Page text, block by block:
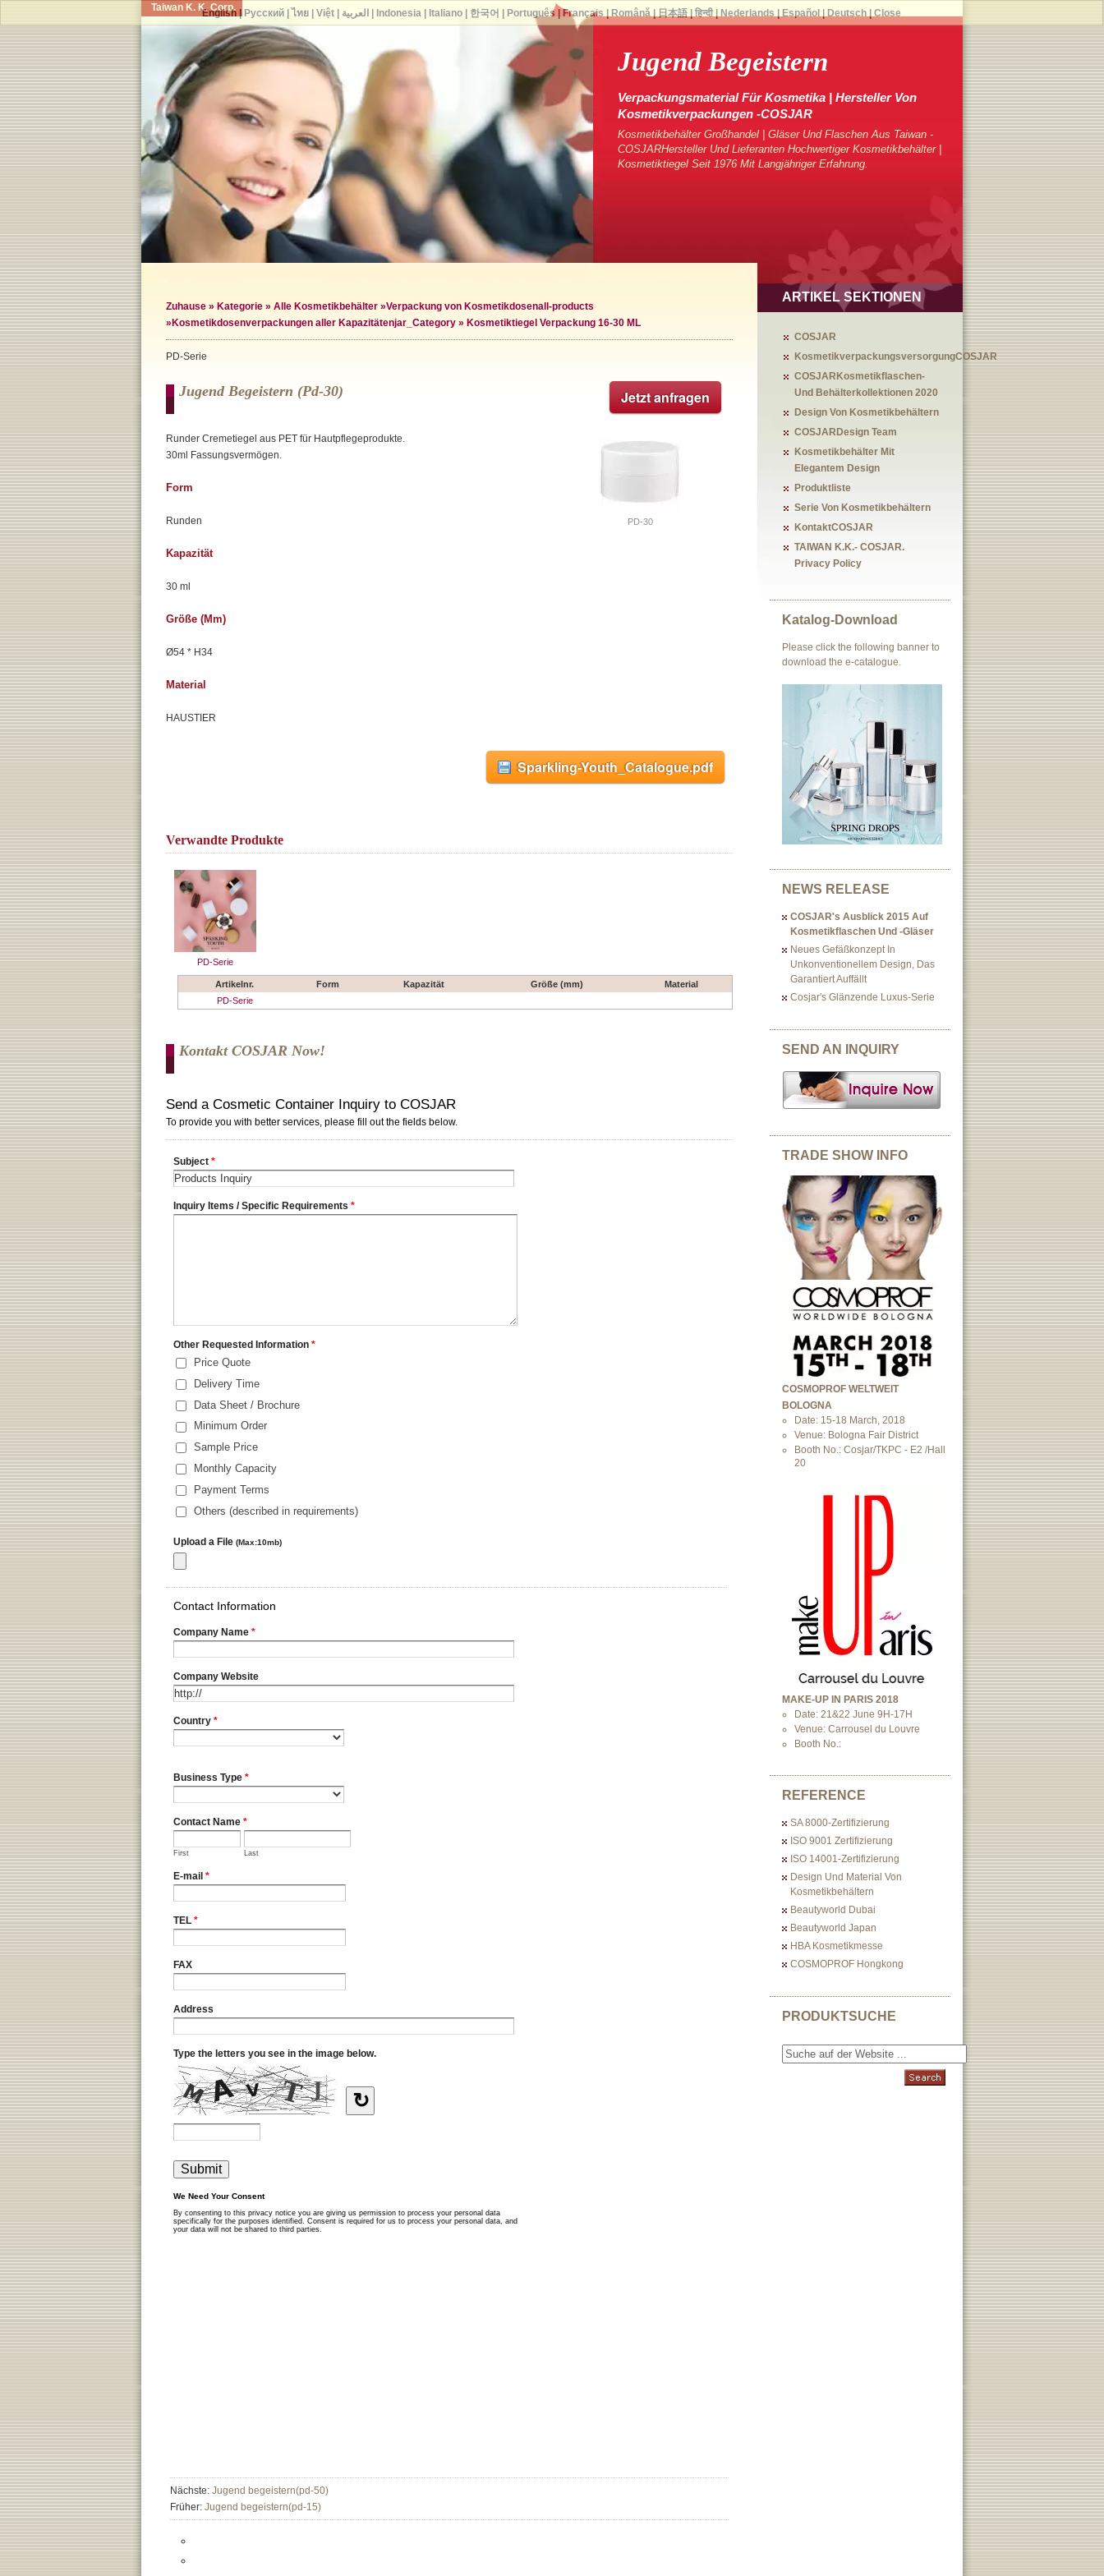
Taiwan K. K. Corp.
Jugend Begeistern
Verpackungsmaterial Für Kosmetika | Hersteller Von
Kosmetikverpackungen -COSJAR
Kosmetikbehälter Großhandel | Gläser Und Flaschen Aus Taiwan -
COSJARHersteller Und Lieferanten Hochwertiger Kosmetikbehälter |
Kosmetiktiegel Seit 1976 Mit Langjähriger Erfahrung.
Zuhause » Kategorie » Alle Kosmetikbehälter »Verpackung von Kosmetikdosenall-products
» Kosmetikdosenverpackungen aller Kapazitätenjar_Category » Kosmetiktiegel Verpackung 16-30 ML
PD-Serie
Jetzt anfragen
Jugend Begeistern (pd-30)
PD-30
Runder Cremetiegel aus PET für Hautpflegeprodukte.
30ml Fassungsvermögen.
Form
Runden
Kapazität
30 ml
Größe (mm)
Ø54 * H34
Material
HAUSTIER
Sparkling-Youth_Catalogue.pdf
Verwandte Produkte
PD-Serie
Artikelnr. Form Kapazität Größe (mm)
Material
PD-Serie
Kontakt COSJAR Now!
Nächste: Jugend begeistern(pd-50)
Früher: Jugend begeistern(pd-15)
ARTIKEL SEKTIONEN
COSJAR
KosmetikverpackungsversorgungCOSJAR
COSJARKosmetikflaschen-
Und Behälterkollektionen 2020
Design Von Kosmetikbehältern
COSJARDesign Team
Kosmetikbehälter Mit
Elegantem Design
Produktliste
Serie Von Kosmetikbehältern
KontaktCOSJAR
TAIWAN K.K.- COSJAR.
Privacy Policy
Katalog-Download
Please click the following banner to
download the e-catalogue.
NEWS RELEASE
COSJAR's Ausblick 2015 Auf
Kosmetikflaschen Und -gläser
Neues Gefäßkonzept In
Unkonventionellem Design, Das
Garantiert Auffällt
Cosjar's Glänzende Luxus-Serie
SEND AN INQUIRY
TRADE SHOW INFO
COSMOPROF WELTWEIT
BOLOGNA
Date: 15-18 March, 2018
Venue: Bologna Fair District
Booth No.: Cosjar/TKPC - E2 /Hall
20
MAKE-UP IN PARIS 2018
Date: 21&22 June 9H-17H
Venue: Carrousel du Louvre
Booth No.:
REFERENCE
SA 8000-Zertifizierung
ISO 9001 Zertifizierung
ISO 14001-Zertifizierung
Design Und Material Von
Kosmetikbehältern
Beautyworld Dubai
Beautyworld Japan
HBA Kosmetikmesse
COSMOPROF Hongkong
PRODUKTSUCHE
English| Русский| ไทย| Việt| العربية Indonesia| Italiano| 한국어 Português Français Română| 日本語| हिन्दी| Nederlands Español Deutsch| Close